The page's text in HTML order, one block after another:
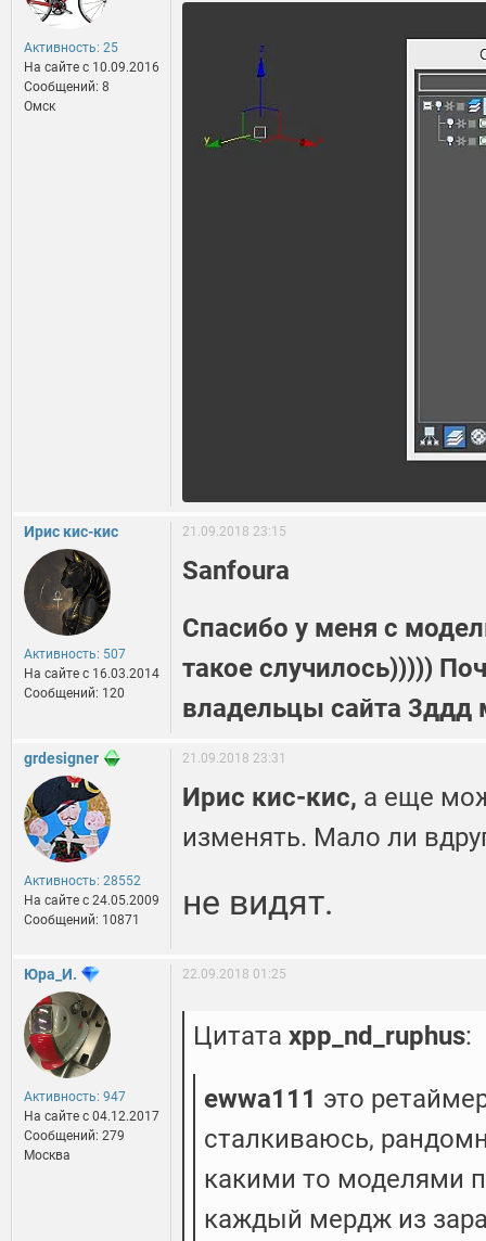
Активность: 25
На сайте c 10.09.2016
Сообщений: 8
Омск
Ирис кис-кис
Активность: 507
На сайте c 16.03.2014
Сообщений: 120
21.09.2018 23:15
Sanfoura
Спасибо у меня с
такое случилось)))))
владельцы сайта 3ддд
grdesigner
Активность: 28552
На сайте c 24.05.2009
Сообщений: 10871
21.09.2018 23:31
Ирис кис-кис, а еще
изменять. Мало ли
не видят.
Юра_И.
Активность: 947
На сайте c 04.12.2017
Сообщений: 279
Москва
22.09.2018 01:25
Цитата xpp_nd_ruphus:
ewwa111 это
сталкиваюсь,
какими то моделями
каждый мердж из